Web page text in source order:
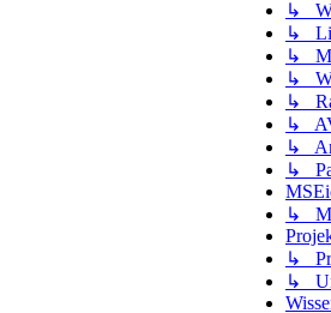
↳
↳
↳
↳
↳
↳
↳
↳
↳
↳
↳